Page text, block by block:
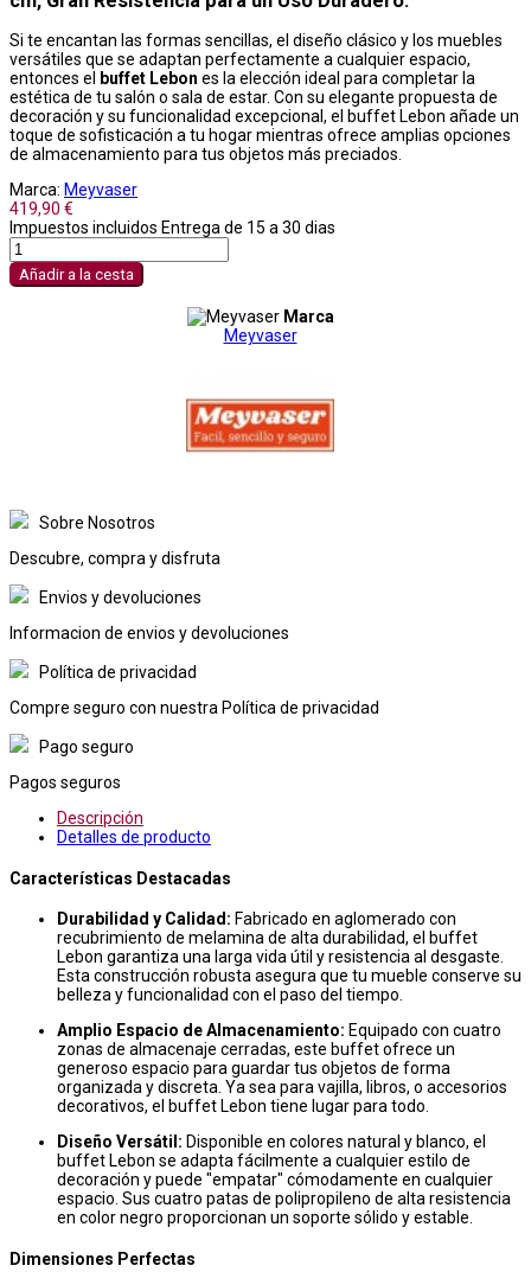
Si te encantan las formas sencillas, el diseño clásico y los muebles
versátiles que se adaptan perfectamente a cualquier espacio,
entonces el
buffet Lebon es la elección ideal para completar la
estética de tu salón o sala de estar. Con su elegante propuesta de
decoración y su funcionalidad excepcional, el buffet Lebon añade un
toque de sofisticación a tu hogar mientras ofrece amplias opciones
de almacenamiento para tus objetos más preciados.
Marca: Meyvaser
419,90 €
Impuestos incluidos Entrega de 15 a 30 dias
Añadir a la cesta
Marca
Meyvaser
Sobre Nosotros
Descubre, compra y disfruta
Envios y devoluciones
Informacion de envios y devoluciones
Política de privacidad
Compre seguro con nuestra Política de privacidad
Pago seguro
Pagos seguros
Descripción
Detalles de producto
Características Destacadas
Durabilidad y Calidad: Fabricado en aglomerado con
recubrimiento de melamina de alta durabilidad, el buffet
Lebon garantiza una larga vida útil y resistencia al desgaste.
Esta construcción robusta asegura que tu mueble conserve su
belleza y funcionalidad con el paso del tiempo.
Amplio Espacio de Almacenamiento: Equipado con cuatro
zonas de almacenaje cerradas, este buffet ofrece un
generoso espacio para guardar tus objetos de forma
organizada y discreta. Ya sea para vajilla, libros, o accesorios
decorativos, el buffet Lebon tiene lugar para todo.
Diseño Versátil: Disponible en colores natural y blanco, el
buffet Lebon se adapta fácilmente a cualquier estilo de
decoración y puede "empatar" cómodamente en cualquier
espacio. Sus cuatro patas de polipropileno de alta resistencia
en color negro proporcionan un soporte sólido y estable.
Dimensiones Perfectas